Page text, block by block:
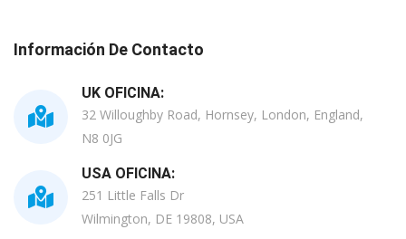
Información De Contacto
UK OFICINA:
32 Willoughby Road, Hornsey, London, England,
N8 0JG
USA OFICINA:
251 Little Falls Dr
Wilmington, DE 19808, USA